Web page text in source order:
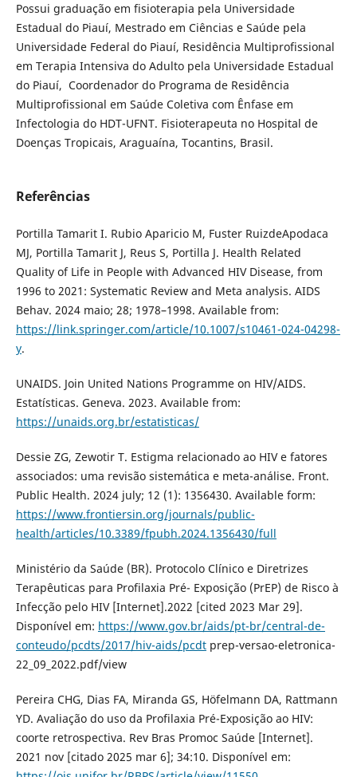
Possui graduação em fisioterapia pela Universidade
Estadual do Piauí, Mestrado em Ciências e Saúde pela
Universidade Federal do Piauí, Residência Multiprofissional
em Terapia Intensiva do Adulto pela Universidade Estadual
do Piauí, Coordenador do Programa de Residência
Multiprofissional em Saúde Coletiva com Ênfase em
Infectologia do HDT-UFNT. Fisioterapeuta no Hospital de
Doenças Tropicais, Araguaína, Tocantins, Brasil.
Referências
Portilla Tamarit I. Rubio Aparicio M, Fuster RuizdeApodaca
MJ, Portilla Tamarit J, Reus S, Portilla J. Health Related
Quality of Life in People with Advanced HIV Disease, from
1996 to 2021: Systematic Review and Meta analysis. AIDS
Behav. 2024 maio; 28; 1978–1998. Available from:
https://link.springer.com/article/10.1007/s10461-024-04298-
y.
UNAIDS. Join United Nations Programme on HIV/AIDS.
Estatísticas. Geneva. 2023. Available from:
https://unaids.org.br/estatisticas/
Dessie ZG, Zewotir T. Estigma relacionado ao HIV e fatores
associados: uma revisão sistemática e meta-análise. Front.
Public Health. 2024 july; 12 (1): 1356430. Available form:
https://www.frontiersin.org/journals/public-
health/articles/10.3389/fpubh.2024.1356430/full
Ministério da Saúde (BR). Protocolo Clínico e Diretrizes
Terapêuticas para Profilaxia Pré- Exposição (PrEP) de Risco à
Infecção pelo HIV [Internet].2022 [cited 2023 Mar 29].
Disponível em: https://www.gov.br/aids/pt-br/central-de-
conteudo/pcdts/2017/hiv-aids/pcdtprep-versao-eletronica-
22_09_2022.pdf/view
Pereira CHG, Dias FA, Miranda GS, Höfelmann DA, Rattmann
YD. Avaliação do uso da Profilaxia Pré-Exposição ao HIV:
coorte retrospectiva. Rev Bras Promoc Saúde [Internet].
2021 nov [citado 2025 mar 6]; 34:10. Disponível em: